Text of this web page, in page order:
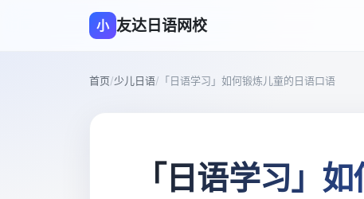
小 友达日语网校
首页/少儿日语/ 「日语学习」如何锻炼儿童的日语口语
「日语学习」